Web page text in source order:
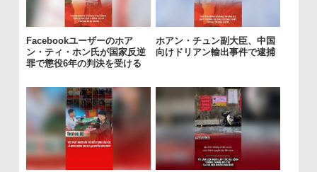
Facebookユーザーのホア
ン・ティ・ホン氏が国家反逆
罪で懲役6年の判決を受ける
ホアン・チュン副大臣、中国
向けドリアン輸出事件で逮捕